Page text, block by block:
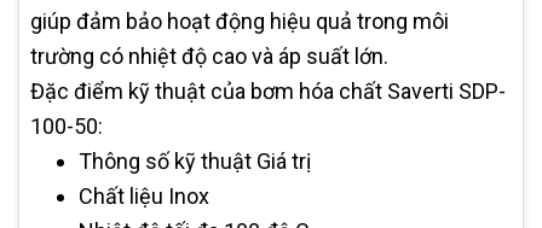
giúp đảm bảo hoạt động hiệu quả trong môi
trường có nhiệt độ cao và áp suất lớn.
Đặc điểm kỹ thuật của bơm hóa chất Saverti SDP-
100-50:
Thông số kỹ thuật Giá trị
Chất liệu Inox